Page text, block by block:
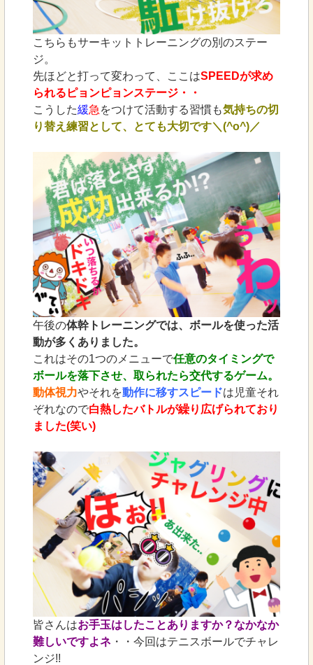
こちらもサーキットトレーニングの別のステー
ジ。
先ほどと打って変わって、ここはSPEEDが求め
られるピョンピョンステージ・・
こうした緩急 をつけて活動する習慣も気持ちの切
り替え練習として、とても大切です＼(^o^)／
午後の体幹トレーニングでは、ボールを使った活
動が多くありました。
これはその1つのメニューで任意のタイミングで
ボールを落下させ、取られたら交代するゲーム。
動体視力やそれを動作に移すスピードは児童それ
ぞれなので白熱したバトルが繰り広げられており
ました(笑い)
皆さんはお手玉はしたことありますか？なかなか
難しいですよネ ・・今回はテニスボールでチャレ
ンジ!!